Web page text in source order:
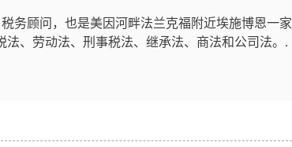
务顾问，也是美因河畔法兰克福附近埃施博恩一家
、劳动法、刑事税法、继承法、商法和公司法。.